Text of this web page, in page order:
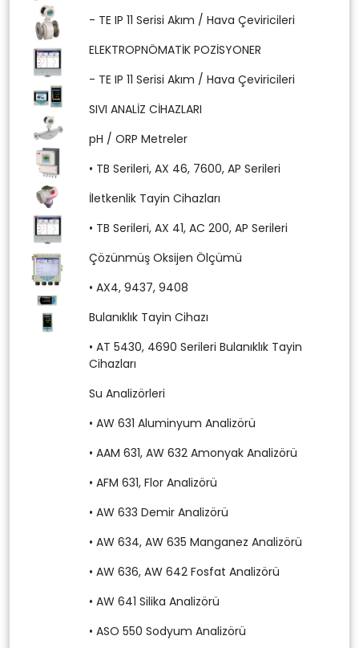
- TE IP 11 Serisi Akım / Hava Çeviricileri
ELEKTROPNÖMATİK POZİSYONER
- TE IP 11 Serisi Akım / Hava Çeviricileri
SIVI ANALİZ CİHAZLARI
pH / ORP Metreler
• TB Serileri, AX 46, 7600, AP Serileri
İletkenlik Tayin Cihazları
• TB Serileri, AX 41, AC 200, AP Serileri
Çözünmüş Oksijen Ölçümü
• AX4, 9437, 9408
Bulanıklık Tayin Cihazı
• AT 5430, 4690 Serileri Bulanıklık Tayin
Cihazları
Su Analizörleri
• AW 631 Aluminyum Analizörü
• AAM 631, AW 632 Amonyak Analizörü
• AFM 631, Flor Analizörü
• AW 633 Demir Analizörü
• AW 634, AW 635 Manganez Analizörü
• AW 636, AW 642 Fosfat Analizörü
• AW 641 Silika Analizörü
• ASO 550 Sodyum Analizörü